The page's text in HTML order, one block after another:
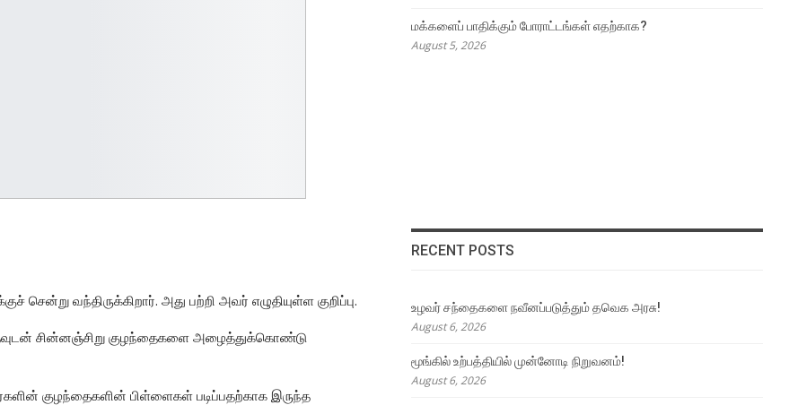
வந்திருக்கிறார். அது பற்றி அவர் எழுதியுள்ள குறிப்பு.
சின்னஞ்சிறு குழந்தைகளை அழைத்துக்கொண்டு
குழந்தைகளின் பிள்ளைகள் படிப்பதற்காக இருந்த
மக்களைப் பாதிக்கும் போராட்டங்கள் எதற்காக?
August 5, 2026
RECENT POSTS
உழவர் சந்தைகளை நவீனப்படுத்தும் தவெக அரசு!
August 6, 2026
மூங்கில் உற்பத்தியில் முன்னோடி நிறுவனம்!
August 6, 2026